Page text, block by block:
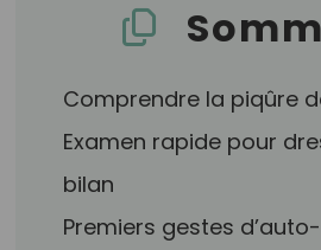
Comprendre la piqûre
Examen rapide pour
bilan
Premiers gestes